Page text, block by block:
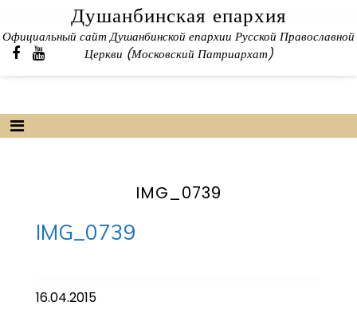
content
Душанбинская епархия
Официальный сайт Душанбинской епархии Русской Православной
Церкви (Московский Патриархат)
IMG_0739
IMG_0739
16.04.2015